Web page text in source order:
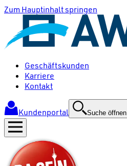
Zum Hauptinhalt springen
Geschäftskunden
Karriere
Kontakt
Kundenportal Suche öffnen